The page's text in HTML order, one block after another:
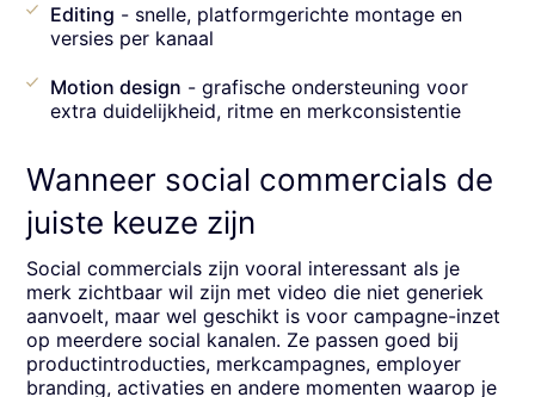
Editing - snelle, platformgerichte montage en
versies per kanaal
Motion design - grafische ondersteuning voor
extra duidelijkheid, ritme en merkconsistentie
Wanneer social commercials de
juiste keuze zijn
Social commercials zijn vooral interessant als je
merk zichtbaar wil zijn met video die niet generiek
aanvoelt, maar wel geschikt is voor campagne-inzet
op meerdere social kanalen. Ze passen goed bij
productintroducties, merkcampagnes, employer
branding, activaties en andere momenten waarop je